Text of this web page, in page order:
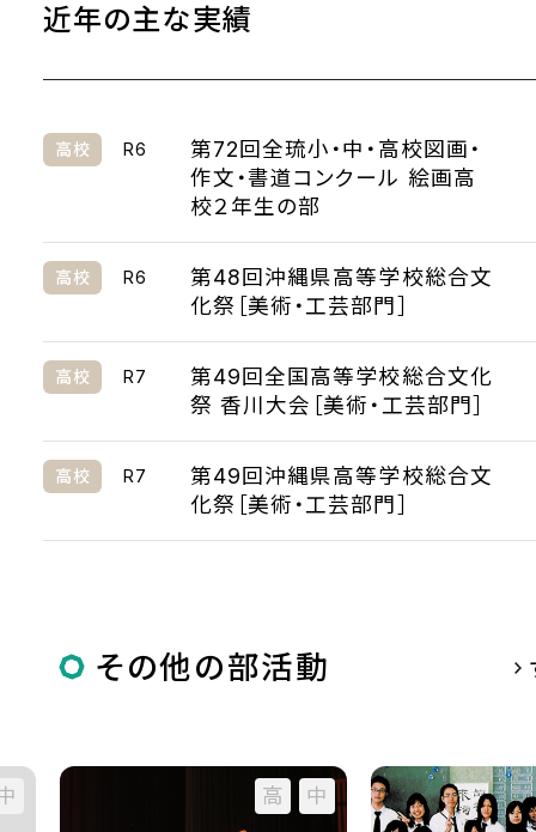
近年の主な実績
高校 R6
第72回全琉小・中・高校図画・
作文・書道コンクール 絵画高
校２年生の部
高校 R6
第48回沖縄県高等学校総合文
化祭［美術・工芸部門］
高校 R7
第49回全国高等学校総合文化
祭 香川大会［美術・工芸部門］
高校 R7
第49回沖縄県高等学校総合文
化祭［美術・工芸部門］
その他の部活動
高 中